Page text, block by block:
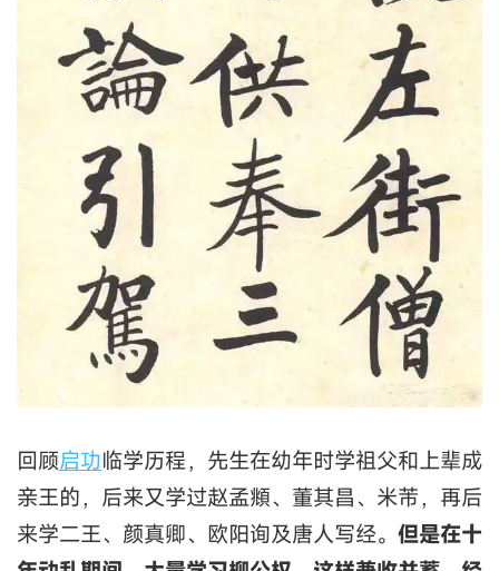
回顾启功临学历程，先生在幼年时学祖父和上辈成
亲王的，后来又学过赵孟頫、董其昌、米芾，再后
来学二王、颜真卿、欧阳询及唐人写经。 但是在十